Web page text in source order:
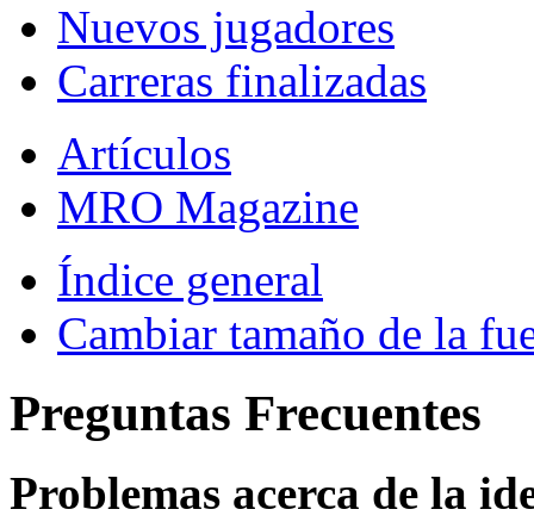
Nuevos jugadores
Carreras finalizadas
Artículos
MRO Magazine
Índice general
Cambiar tamaño de la
Preguntas Frecuentes
Problemas acerca de la